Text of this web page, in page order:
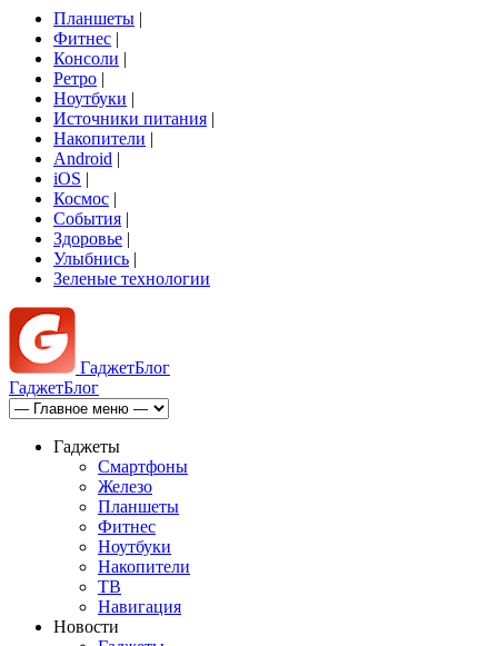
Планшеты |
Фитнес |
Консоли |
Ретро |
Ноутбуки |
Источники питания |
Накопители |
Android |
iOS |
Космос |
События |
Здоровье |
Улыбнись |
Зеленые технологии
ГаджетБлог
ГаджетБлог
Гаджеты
Смартфоны
Железо
Планшеты
Фитнес
Ноутбуки
Накопители
ТВ
Навигация
Новости